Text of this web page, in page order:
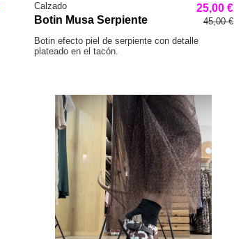
Calzado
Botin Musa Serpiente
25,00 €
45,00 €
Botin efecto piel de serpiente con detalle
plateado en el tacón.